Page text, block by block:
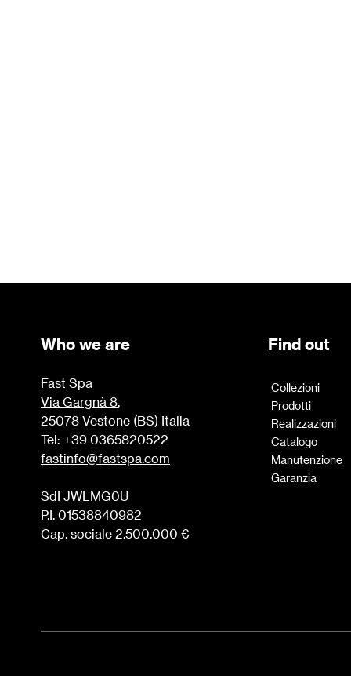
Who we are
Fast Spa
Via Gargnà 8,
25078 Vestone (BS) Italia
Tel: +39 0365820522
fastinfo@fastspa.com
SdI JWLMG0U
P.I. 01538840982
Cap. sociale 2.500.000 €
Find out
Collezioni
Prodotti
Realizzazioni
Catalogo
Manutenzione
Garanzia